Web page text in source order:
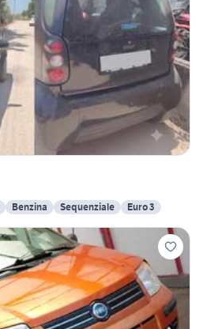
Benzina Sequenziale Euro 3